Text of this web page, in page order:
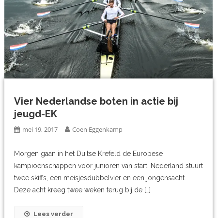
Vier Nederlandse boten in actie bij
jeugd-EK
mei 19, 2017 Coen Eggenkamp
Morgen gaan in het Duitse Krefeld de Europese
kampioenschappen voor junioren van start. Nederland stuurt
twee skiffs, een meisjesdubbelvier en een jongensacht.
Deze acht kreeg twee weken terug bij de […]
Lees verder